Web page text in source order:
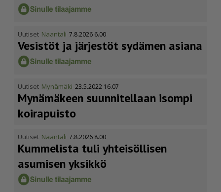
Uutiset Naantali 7.8.2026 6.00
Vesistöt ja järjestöt sydämen asiana
Uutiset Mynämäki 23.5.2022 16.07
Mynämäkeen suunnitellaan isompi
koirapuisto
Uutiset Naantali 7.8.2026 8.00
Kummelista tuli yhteisöllisen
asumisen yksikkö